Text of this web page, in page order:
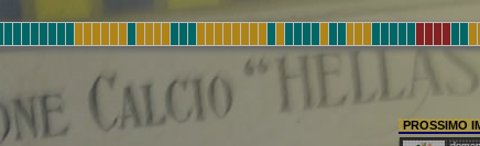
PROSSIMO